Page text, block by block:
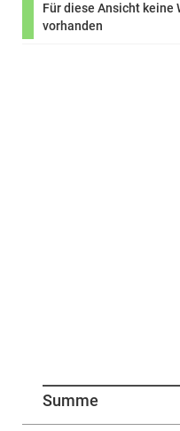
Für diese Ansicht keine
vorhanden
Summe